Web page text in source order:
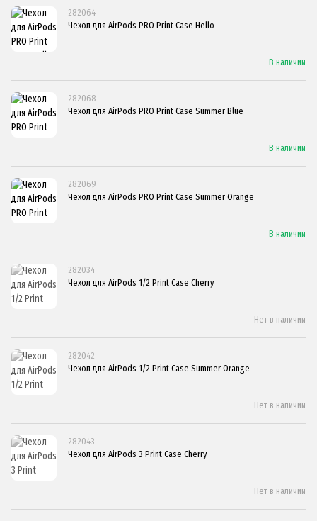
282064
Чехол для AirPods PRO Print Case Hello
В наличии
282068
Чехол для AirPods PRO Print Case Summer Blue
В наличии
282069
Чехол для AirPods PRO Print Case Summer Orange
В наличии
282034
Чехол для AirPods 1/2 Print Case Cherry
Нет в наличии
282042
Чехол для AirPods 1/2 Print Case Summer Orange
Нет в наличии
282043
Чехол для AirPods 3 Print Case Cherry
Нет в наличии